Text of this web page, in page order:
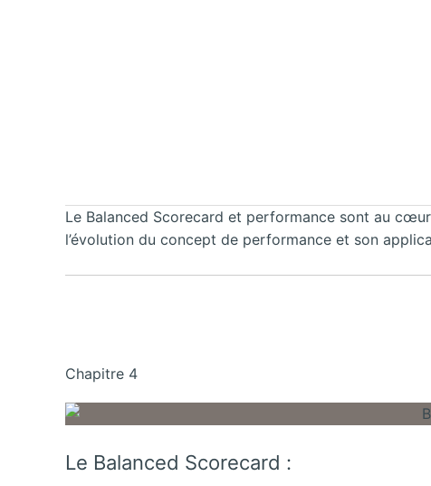
Le Balanced Scorecard et performance sont au
l’évolution du concept de performance et son
Chapitre 4
Le Balanced Scorecard :